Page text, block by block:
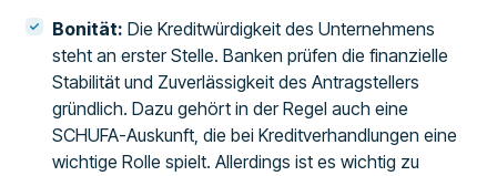
Bonität: Die Kreditwürdigkeit des Unternehmens
steht an erster Stelle. Banken prüfen die finanzielle
Stabilität und Zuverlässigkeit des Antragstellers
gründlich. Dazu gehört in der Regel auch eine
SCHUFA-Auskunft, die bei Kreditverhandlungen eine
wichtige Rolle spielt. Allerdings ist es wichtig zu